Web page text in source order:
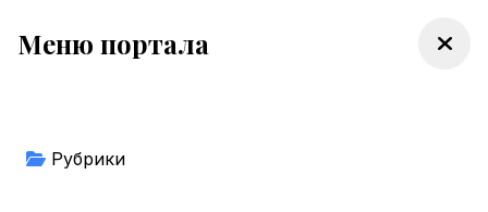
Меню портала
Рубрики